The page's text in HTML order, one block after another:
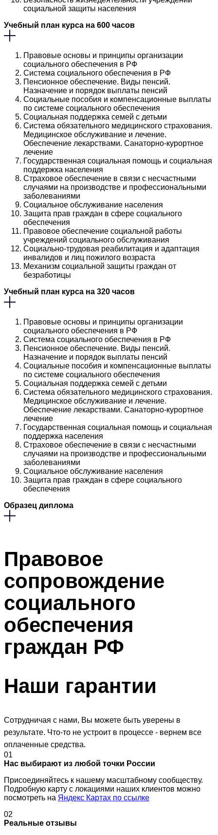
социальной защиты населения
Учебный план курса на 600 часов
Правовые основы и принципы организации
социального обеспечения в РФ
Система социального обеспечения в РФ
Пенсионное обеспечение. Виды пенсий.
Назначение и порядок выплаты пенсий
Социальные пособия и компенсационные выплаты
по системе социального обеспечения
Социальная поддержка семей с детьми
Система обязательного медицинского страхования.
Медицинское обслуживание и лечение.
Обеспечение лекарствами. Санаторно-курортное
лечение
Государственная социальная помощь и социальная
поддержка населения
Страховое обеспечение в связи с несчастными
случаями на производстве и профессиональными
заболеваниями
Социальное обслуживание населения
Защита прав граждан в сфере социального
обеспечения
Правовое обеспечение социальной работы
учреждений социального обслуживания
Социально-трудовая реабилитация и адаптация
инвалидов и лиц пожилого возраста
Механизм социальной защиты граждан от
безработицы
Учебный план курса на 320 часов
Правовые основы и принципы организации
социального обеспечения в РФ
Система социального обеспечения в РФ
Пенсионное обеспечение. Виды пенсий.
Назначение и порядок выплаты пенсий
Социальные пособия и компенсационные выплаты
по системе социального обеспечения
Социальная поддержка семей с детьми
Система обязательного медицинского страхования.
Медицинское обслуживание и лечение.
Обеспечение лекарствами. Санаторно-курортное
лечение
Государственная социальная помощь и социальная
поддержка населения
Страховое обеспечение в связи с несчастными
случаями на производстве и профессиональными
заболеваниями
Социальное обслуживание населения
Защита прав граждан в сфере социального
обеспечения
Образец диплома
Правовое
сопровождение
социального
обеспечения
граждан РФ
Наши гарантии
Сотрудничая с нами, Вы можете быть уверены в
результате. Что-то не устроит в процессе - вернем все
оплаченные средства.
01
Нас выбирают из любой точки России
Присоединяйтесь к нашему масштабному сообществу.
Подробную карту с локациями наших клиентов можно
посмотреть на Яндекс Картах по ссылке
02
Реальные отзывы